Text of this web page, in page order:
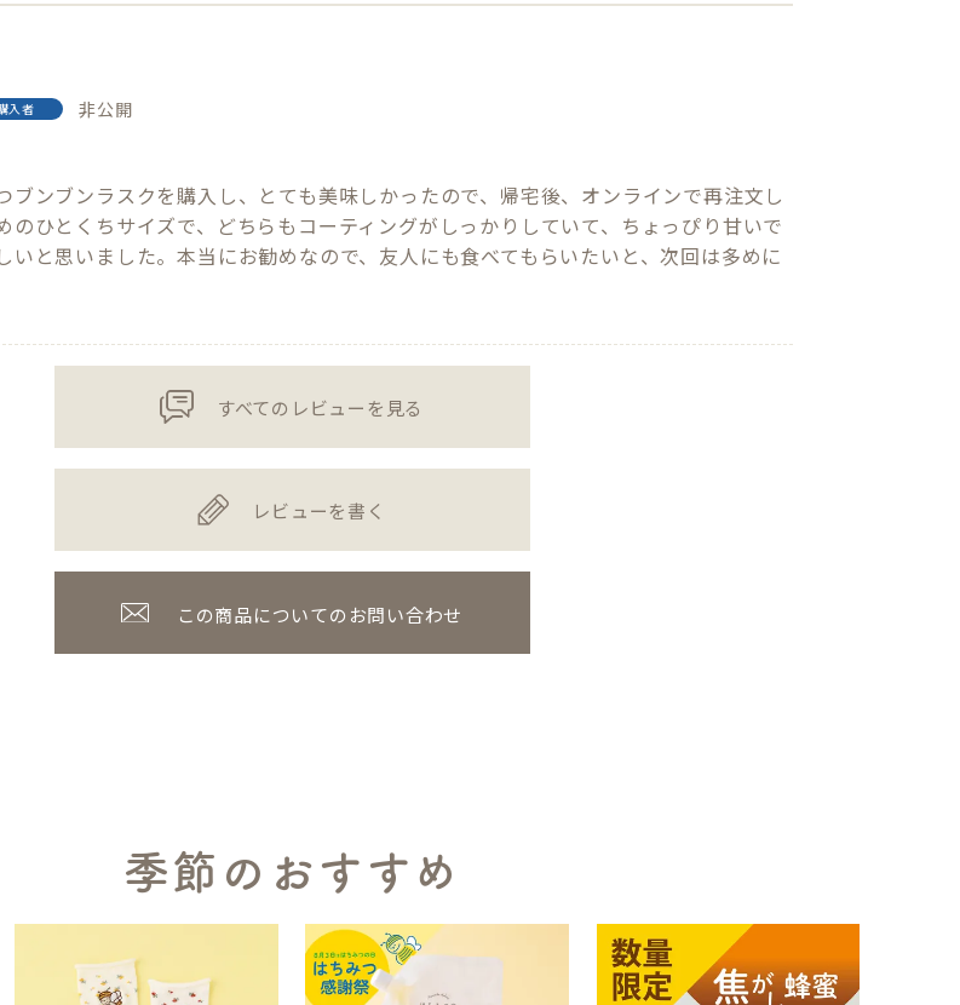
入者 非公開
ブンブンラスクを購入し、とても美味しかったので、帰宅後、オンラインで再注文し
のひとくちサイズで、どちらもコーティングがしっかりしていて、ちょっぴり甘いで
いと思いました。本当にお勧めなので、友人にも食べてもらいたいと、次回は多めに
すべてのレビューを見る
レビューを書く
この商品についてのお問い合わせ
季節のおすすめ